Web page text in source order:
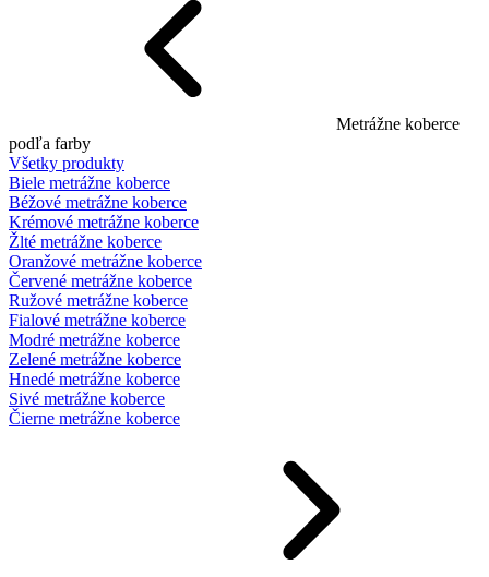
Metrážne koberce
podľa farby
Všetky produkty
Biele metrážne koberce
Béžové metrážne koberce
Krémové metrážne koberce
Žlté metrážne koberce
Oranžové metrážne koberce
Červené metrážne koberce
Ružové metrážne koberce
Fialové metrážne koberce
Modré metrážne koberce
Zelené metrážne koberce
Hnedé metrážne koberce
Sivé metrážne koberce
Čierne metrážne koberce